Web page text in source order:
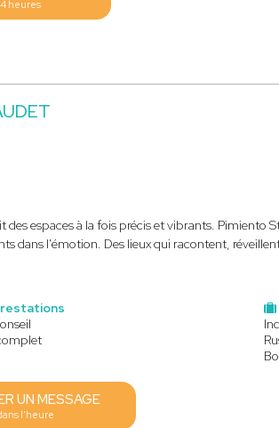
heures
espaces à la fois précis et vibrants. Pimiento
dans l'émotion. Des lieux qui racontent,
UN MESSAGE
l'heure